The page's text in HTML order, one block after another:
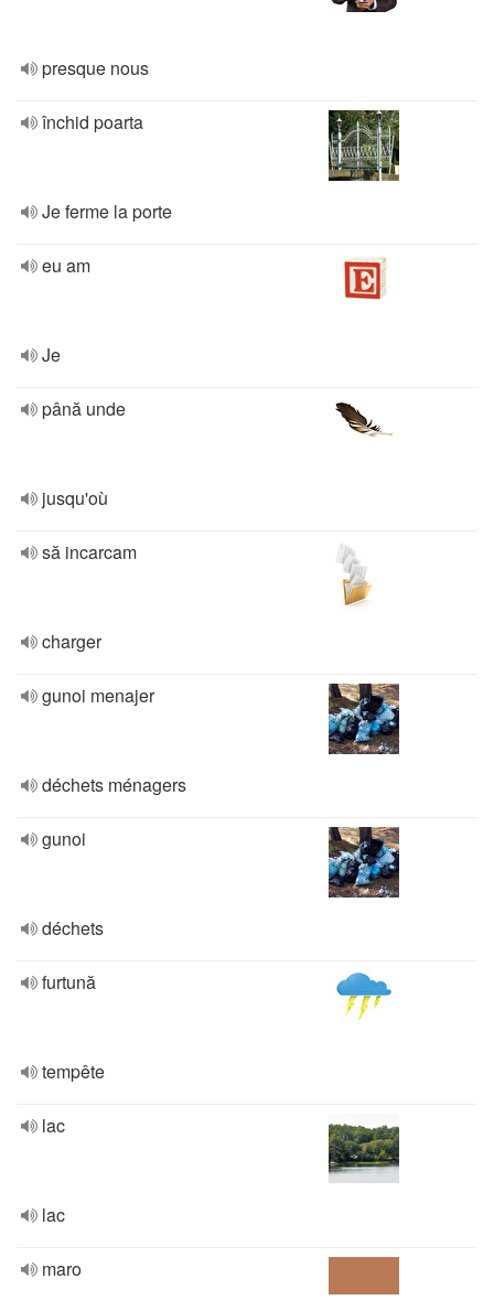
presque nous
închid poarta
Je ferme la porte
eu am
Je
până unde
jusqu'où
să incarcam
charger
gunoi menajer
déchets ménagers
gunoi
déchets
furtună
tempête
lac
lac
maro